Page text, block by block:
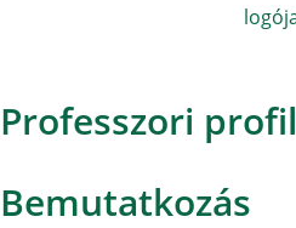
Professzori profil
Bemutatkozás